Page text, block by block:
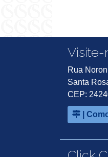
Visite-
Rua
Santa
CEP:
|